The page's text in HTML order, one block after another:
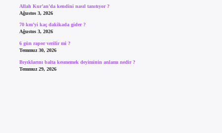
Allah Kur’an’da kendini nasıl tanıtıyor ?
Ağustos 3, 2026
70 km’yi kaç dakikada gider ?
Ağustos 3, 2026
6 gün rapor verilir mi ?
Temmuz 30, 2026
Bıyıklarını balta kesmemek deyiminin anlamı nedir ?
Temmuz 29, 2026